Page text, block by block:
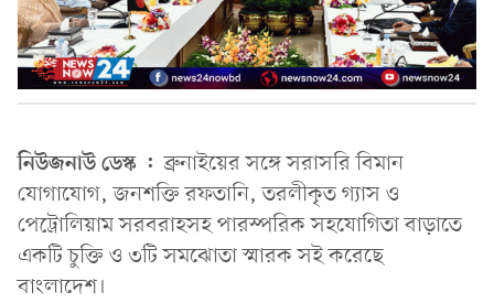
নিউজনাউ ডেস্ক : ব্রুনাইয়ের সঙ্গে সরাসরি বিমান
যোগাযোগ, জনশক্তি রফতানি, তরলীকৃত গ্যাস ও
পেট্রোলিয়াম সরবরাহসহ পারস্পরিক সহযোগিতা বাড়াতে
একটি চুক্তি ও ৩টি সমঝোতা স্মারক সই করেছে
বাংলাদেশ।